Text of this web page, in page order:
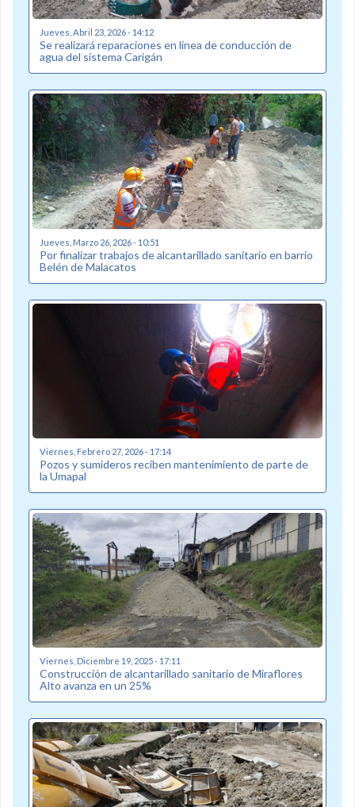
Jueves, Abril 23, 2026 - 14:12
Se realizará reparaciones en línea de conducción de
agua del sistema Carigán
Jueves, Marzo 26, 2026 - 10:51
Por finalizar trabajos de alcantarillado sanitario en barrio
Belén de Malacatos
Viernes, Febrero 27, 2026 - 17:14
Pozos y sumideros reciben mantenimiento de parte de
la Umapal
Viernes, Diciembre 19, 2025 - 17:11
Construcción de alcantarillado sanitario de Miraflores
Alto avanza en un 25%